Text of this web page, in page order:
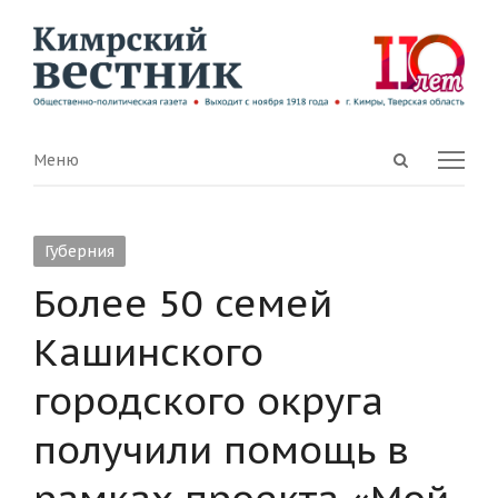
Open
Menu
Меню
Губерния
Более 50 семей
Кашинского
городского округа
получили помощь в